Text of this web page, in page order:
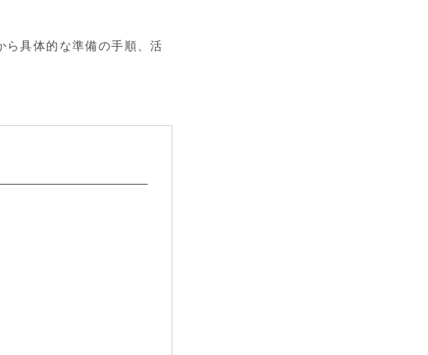
具体的な準備の手順、活